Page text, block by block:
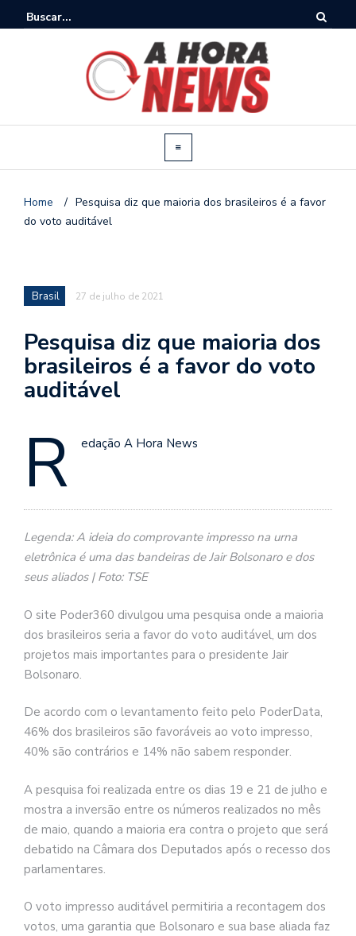
Home / Pesquisa diz que maioria dos brasileiros é a favor
do voto auditável
Brasil 27 de julho de 2021
Pesquisa diz que maioria dos
brasileiros é a favor do voto
auditável
R edação A Hora News
Legenda: A ideia do comprovante impresso na urna
eletrônica é uma das bandeiras de Jair Bolsonaro e dos
seus aliados | Foto: TSE
O site Poder360 divulgou uma pesquisa onde a maioria
dos brasileiros seria a favor do voto auditável, um dos
projetos mais importantes para o presidente Jair
Bolsonaro.
De acordo com o levantamento feito pelo PoderData,
46% dos brasileiros são favoráveis ao voto impresso,
40% são contrários e 14% não sabem responder.
A pesquisa foi realizada entre os dias 19 e 21 de julho e
mostra a inversão entre os números realizados no mês
de maio, quando a maioria era contra o projeto que será
debatido na Câmara dos Deputados após o recesso dos
parlamentares.
O voto impresso auditável permitiria a recontagem dos
votos, uma garantia que Bolsonaro e sua base aliada faz